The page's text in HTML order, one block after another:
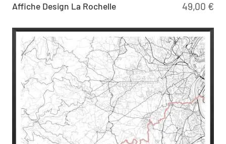
49,00 €
Affiche Design La Rochelle